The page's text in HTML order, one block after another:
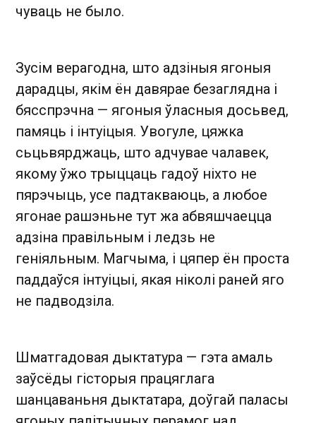
чуваць не было.
Зусім верагодна, што адзіныя ягоныя
дарадцы, якім ён давярае безаглядна і
бясспрэчна — ягоныя ўласныя досьвед,
памяць і інтуіцыя. Увогуле, цяжка
сьцьвярджаць, што адчувае чалавек,
якому ўжо трыццаць гадоў ніхто не
пярэчыць, усе падтакваюць, а любое
ягонае рашэньне тут жа абвяшчаецца
адзіна правільным і ледзь не
геніяльным. Магчыма, і цяпер ён проста
паддаўся інтуіцыі, якая ніколі раней яго
не падводзіла.
Шматгадовая дыктатура — гэта амаль
заўсёды гісторыя працяглага
шанцаваньня дыктатара, доўгай паласы